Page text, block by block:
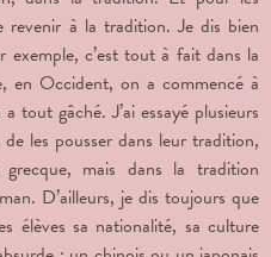
revenir à la tradition. Je dis bien
exemple, c’est tout à fait dans la
en Occident, on a commencé à
tout gâché. J’ai essayé plusieurs
les pousser dans leur tradition,
mais dans la tradition
D’ailleurs, je dis toujours que
élèves sa nationalité, sa culture